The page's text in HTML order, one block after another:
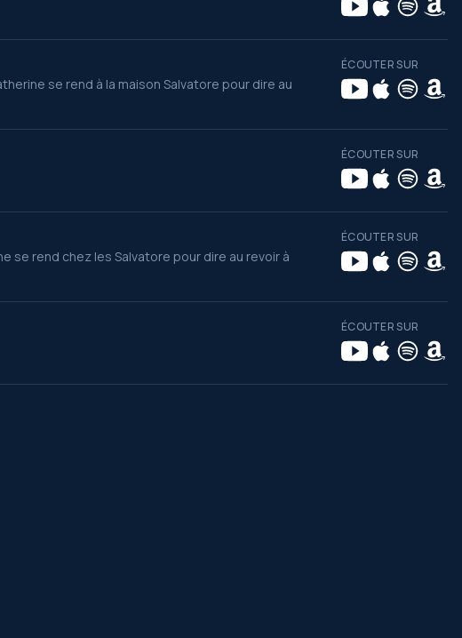
se rend à la maison Salvatore pour dire au
ÉCOUTER SUR
ÉCOUTER SUR
se rend chez les Salvatore pour dire au revoir à
ÉCOUTER SUR
ÉCOUTER SUR